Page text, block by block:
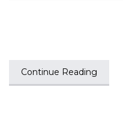
Continue Reading